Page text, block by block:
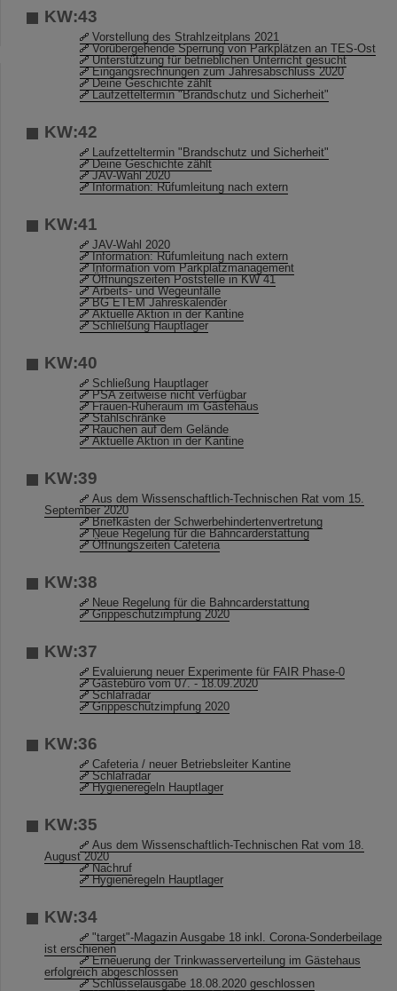
KW:43
Vorstellung des Strahlzeitplans 2021
Vorübergehende Sperrung von Parkplätzen an TES-Ost
Unterstützung für betrieblichen Unterricht gesucht
Eingangsrechnungen zum Jahresabschluss 2020
Deine Geschichte zählt
Laufzetteltermin "Brandschutz und Sicherheit"
KW:42
Laufzetteltermin "Brandschutz und Sicherheit"
Deine Geschichte zählt
JAV-Wahl 2020
Information: Rufumleitung nach extern
KW:41
JAV-Wahl 2020
Information: Rufumleitung nach extern
Information vom Parkplatzmanagement
Öffnungszeiten Poststelle in KW 41
Arbeits- und Wegeunfälle
BG ETEM Jahreskalender
Aktuelle Aktion in der Kantine
Schließung Hauptlager
KW:40
Schließung Hauptlager
PSA zeitweise nicht verfügbar
Frauen-Ruheraum im Gästehaus
Stahlschränke
Rauchen auf dem Gelände
Aktuelle Aktion in der Kantine
KW:39
Aus dem Wissenschaftlich-Technischen Rat vom 15.
September 2020
Briefkasten der Schwerbehindertenvertretung
Neue Regelung für die Bahncarderstattung
Öffnungszeiten Cafeteria
KW:38
Neue Regelung für die Bahncarderstattung
Grippeschutzimpfung 2020
KW:37
Evaluierung neuer Experimente für FAIR Phase-0
Gästebüro vom 07. - 18.09.2020
Schlafradar
Grippeschutzimpfung 2020
KW:36
Cafeteria / neuer Betriebsleiter Kantine
Schlafradar
Hygieneregeln Hauptlager
KW:35
Aus dem Wissenschaftlich-Technischen Rat vom 18.
August 2020
Nachruf
Hygieneregeln Hauptlager
KW:34
"target"-Magazin Ausgabe 18 inkl. Corona-Sonderbeilage
ist erschienen
Erneuerung der Trinkwasserverteilung im Gästehaus
erfolgreich abgeschlossen
Schlüsselausgabe 18.08.2020 geschlossen